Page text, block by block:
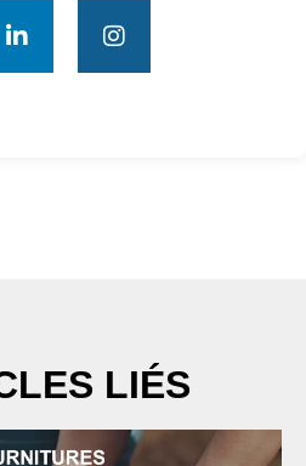
LIÉS